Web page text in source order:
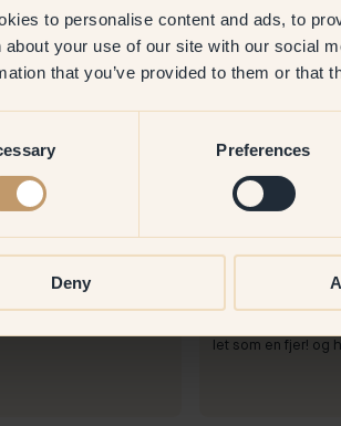
to personalise content and ads, to
about your use of our site with our social
that you’ve provided to them or that
Preferences
Deny
fantastisk maling!
let som en fjer! og